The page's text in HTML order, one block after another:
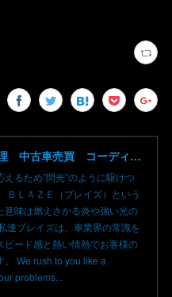
高崎で輸入車修理 中古車売買 コーディングならBLAZE（ブレイズ）へ│BLAZE Total Car Support & Modify in Takasaki Gunma
るため”閃光”のように駆けつ
ＬＡＺＥ（ブレイズ）という
意味は燃えさかる炎や強い光の
達ブレイズは、車業界の常識を
ピード感と熱い情熱でお客様の
。 We rush to you like a
problems...